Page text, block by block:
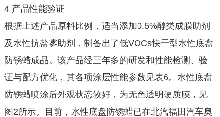
4 产品性能验证
根据上述产品原料比例，适当添加0.5%醇类成膜助剂
及水性抗盐雾助剂，制备出了低VOCs快干型水性底盘
防锈蜡成品。该产品经三年多的研发和性能检测、验
证与配方优化，其各项涂层性能参数见表6。水性底盘
防锈蜡喷涂后外观状态较好，为无色透明硬质膜，见
图2所示。目前，水性底盘防锈蜡已在北汽福田汽车奥